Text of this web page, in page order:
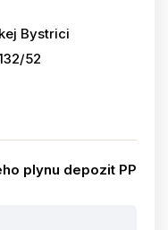
Bystrici
52
plynu depozit PP